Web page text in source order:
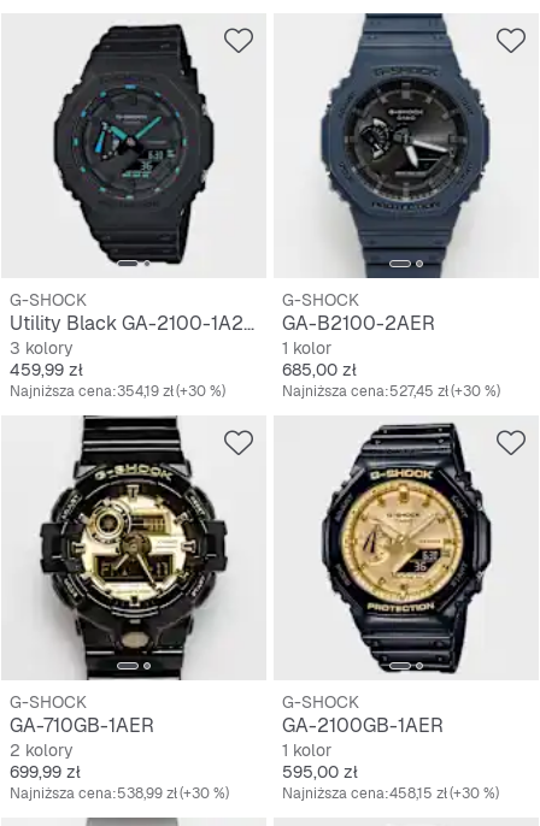
G-SHOCK
Utility Black GA-2100-1A2ER
3 kolory
Cena
459,99 zł
Najniższa cena:354,19 zł(+30 %)
G-SHOCK
GA-B2100-2AER
1 kolor
Cena
685,00 zł
Najniższa cena:527,45 zł(+30 %)
G-SHOCK
GA-710GB-1AER
2 kolory
Cena
699,99 zł
Najniższa cena:538,99 zł(+30 %)
G-SHOCK
GA-2100GB-1AER
1 kolor
Cena
595,00 zł
Najniższa cena:458,15 zł(+30 %)